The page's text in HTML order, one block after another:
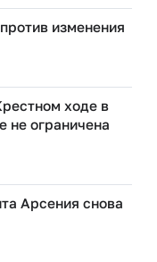
изменения
ходе в
не ограничена
Арсения снова